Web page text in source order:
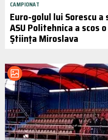
CAMPIONAT
Euro-golul lui Sorescu
ASU Politehnica a scos
Știința Miroslava